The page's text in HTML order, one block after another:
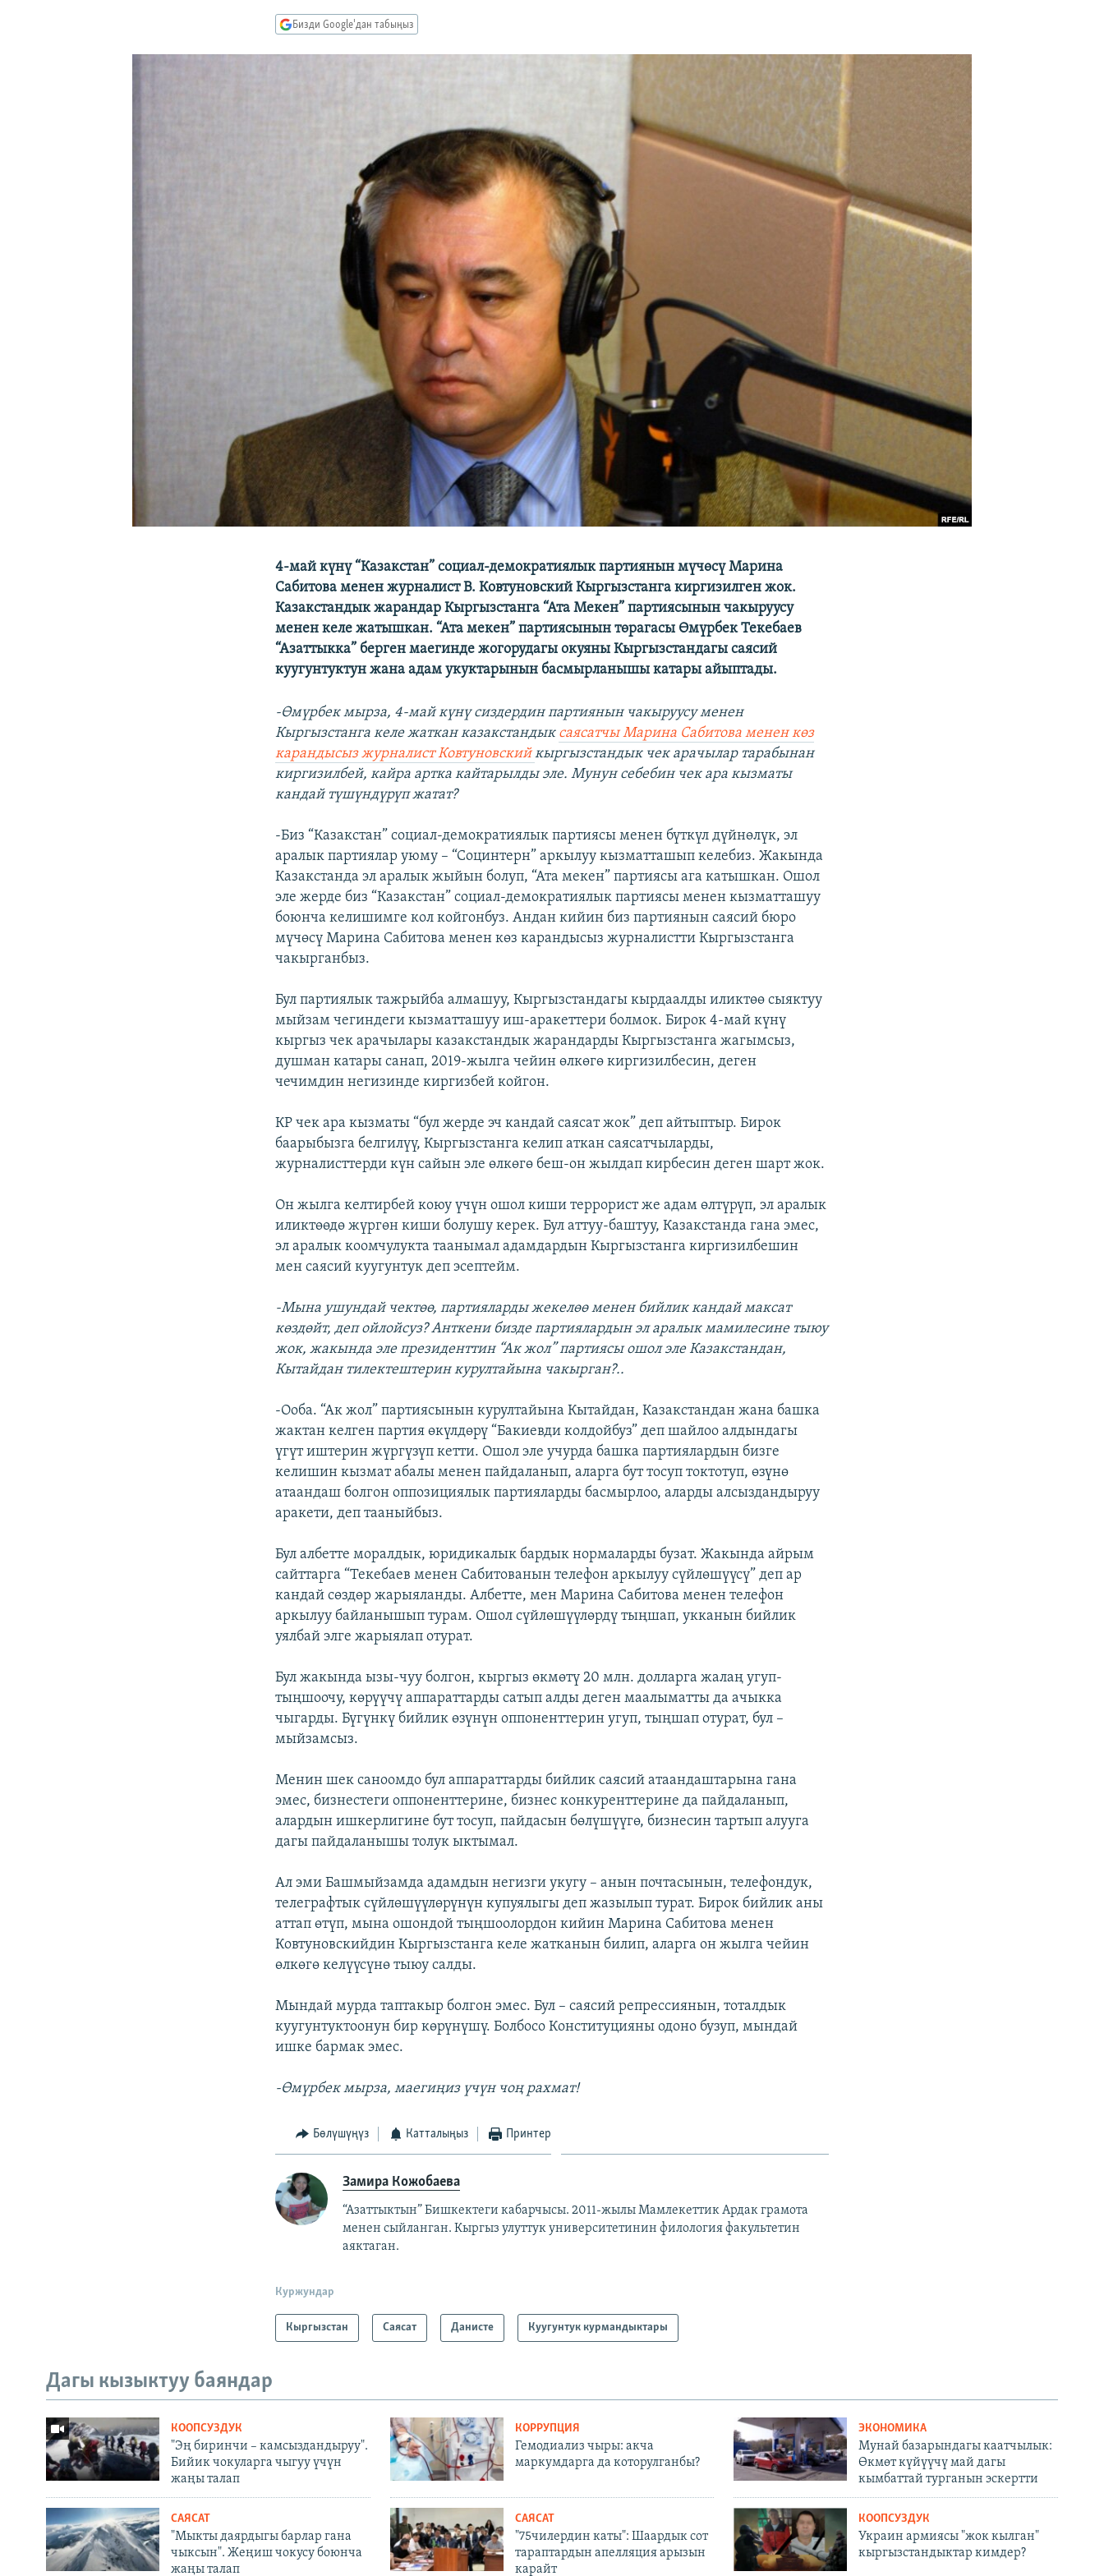
Бизди Google'дан табыңыз
4-май күнү “Казакстан” социал-демократиялык партиянын мүчөсү Марина
Сабитова менен журналист В. Ковтуновский Кыргызстанга киргизилген жок.
Казакстандык жарандар Кыргызстанга “Ата Мекен” партиясынын чакыруусу
менен келе жатышкан. “Ата мекен” партиясынын төрагасы Өмүрбек Текебаев
“Азаттыкка” берген маегинде жогорудагы окуяны Кыргызстандагы саясий
куугунтуктун жана адам укуктарынын басмырланышы катары айыптады.
-Өмүрбек мырза, 4-май күнү сиздердин партиянын чакыруусу менен
Кыргызстанга келе жаткан казакстандык саясатчы Марина Сабитова менен көз
карандысыз журналист Ковтуновскийкыргызстандык чек арачылар тарабынан
киргизилбей, кайра артка кайтарылды эле. Мунун себебин чек ара кызматы
кандай түшүндүрүп жатат?
-Биз “Казакстан” социал-демократиялык партиясы менен бүткүл дүйнөлүк, эл
аралык партиялар уюму – “Социнтерн” аркылуу кызматташып келебиз. Жакында
Казакстанда эл аралык жыйын болуп, “Ата мекен” партиясы ага катышкан. Ошол
эле жерде биз “Казакстан” социал-демократиялык партиясы менен кызматташуу
боюнча келишимге кол койгонбуз. Андан кийин биз партиянын саясий бюро
мүчөсү Марина Сабитова менен көз карандысыз журналистти Кыргызстанга
чакырганбыз.
Бул партиялык тажрыйба алмашуу, Кыргызстандагы кырдаалды иликтөө сыяктуу
мыйзам чегиндеги кызматташуу иш-аракеттери болмок. Бирок 4-май күнү
кыргыз чек арачылары казакстандык жарандарды Кыргызстанга жагымсыз,
душман катары санап, 2019-жылга чейин өлкөгө киргизилбесин, деген
чечимдин негизинде киргизбей койгон.
КР чек ара кызматы “бул жерде эч кандай саясат жок” деп айтыптыр. Бирок
баарыбызга белгилүү, Кыргызстанга келип аткан саясатчыларды,
журналисттерди күн сайын эле өлкөгө беш-он жылдап кирбесин деген шарт жок.
Он жылга келтирбей коюу үчүн ошол киши террорист же адам өлтүрүп, эл аралык
иликтөөдө жүргөн киши болушу керек. Бул аттуу-баштуу, Казакстанда гана эмес,
эл аралык коомчулукта таанымал адамдардын Кыргызстанга киргизилбешин
мен саясий куугунтук деп эсептейм.
-Мына ушундай чектөө, партияларды жекелөө менен бийлик кандай максат
көздөйт, деп ойлойсуз? Анткени бизде партиялардын эл аралык мамилесине тыюу
жок, жакында эле президенттин “Ак жол” партиясы ошол эле Казакстандан,
Кытайдан тилектештерин курултайына чакырган?..
-Ооба. “Ак жол” партиясынын курултайына Кытайдан, Казакстандан жана башка
жактан келген партия өкүлдөрү “Бакиевди колдойбуз” деп шайлоо алдындагы
үгүт иштерин жүргүзүп кетти. Ошол эле учурда башка партиялардын бизге
келишин кызмат абалы менен пайдаланып, аларга бут тосуп токтотуп, өзүнө
атаандаш болгон оппозициялык партияларды басмырлоо, аларды алсыздандыруу
аракети, деп тааныйбыз.
Бул албетте моралдык, юридикалык бардык нормаларды бузат. Жакында айрым
сайттарга “Текебаев менен Сабитованын телефон аркылуу сүйлөшүүсү” деп ар
кандай сөздөр жарыяланды. Албетте, мен Марина Сабитова менен телефон
аркылуу байланышып турам. Ошол сүйлөшүүлөрдү тыңшап, укканын бийлик
уялбай элге жарыялап отурат.
Бул жакында ызы-чуу болгон, кыргыз өкмөтү 20 млн. долларга жалаң угуп-
тыңшоочу, көрүүчү аппараттарды сатып алды деген маалыматты да ачыкка
чыгарды. Бүгүнкү бийлик өзүнүн оппоненттерин угуп, тыңшап отурат, бул –
мыйзамсыз.
Менин шек саноомдо бул аппараттарды бийлик саясий атаандаштарына гана
эмес, бизнестеги оппоненттерине, бизнес конкуренттерине да пайдаланып,
алардын ишкерлигине бут тосуп, пайдасын бөлүшүүгө, бизнесин тартып алууга
дагы пайдаланышы толук ыктымал.
Ал эми Башмыйзамда адамдын негизги укугу – анын почтасынын, телефондук,
телеграфтык сүйлөшүүлөрүнүн купуялыгы деп жазылып турат. Бирок бийлик аны
аттап өтүп, мына ошондой тыңшоолордон кийин Марина Сабитова менен
Ковтуновскийдин Кыргызстанга келе жатканын билип, аларга он жылга чейин
өлкөгө келүүсүнө тыюу салды.
Мындай мурда таптакыр болгон эмес. Бул – саясий репрессиянын, тоталдык
куугунтуктоонун бир көрүнүшү. Болбосо Конституцияны одоно бузуп, мындай
ишке бармак эмес.
-Өмүрбек мырза, маегиңиз үчүн чоң рахмат!
Бөлүшүңүз Катталыңыз Принтер
Замира Кожобаева
“Азаттыктын” Бишкектеги кабарчысы. 2011-жылы Мамлекеттик Ардак грамота
менен сыйланган. Кыргыз улуттук университетинин филология факультетин
аяктаган.
Куржундар
Кыргызстан Саясат Данисте Куугунтук курмандыктары
Дагы кызыктуу баяндар
КООПСУЗДУК
"Эң биринчи – камсыздандыруу".
Бийик чокуларга чыгуу үчүн
жаңы талап
КОРРУПЦИЯ
Гемодиализ чыры: акча
маркумдарга да которулганбы?
ЭКОНОМИКА
Мунай базарындагы каатчылык:
Өкмөт күйүүчү май дагы
кымбаттай турганын эскертти
САЯСАТ
"Мыкты даярдыгы барлар гана
чыксын". Жеңиш чокусу боюнча
жаңы талап
САЯСАТ
"75чилердин каты": Шаардык сот
тараптардын апелляция арызын
карайт
КООПСУЗДУК
Украин армиясы "жок кылган"
кыргызстандыктар кимдер?